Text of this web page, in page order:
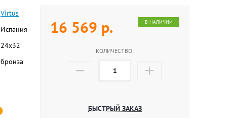
Virtus
Испания
24х32
бронза
16 569 р. В НАЛИЧИИ
КОЛИЧЕСТВО:
БЫСТРЫЙ ЗАКАЗ